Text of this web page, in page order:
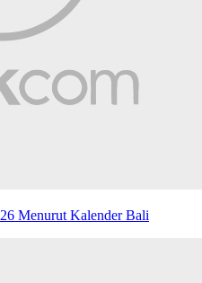
Menurut Kalender Bali